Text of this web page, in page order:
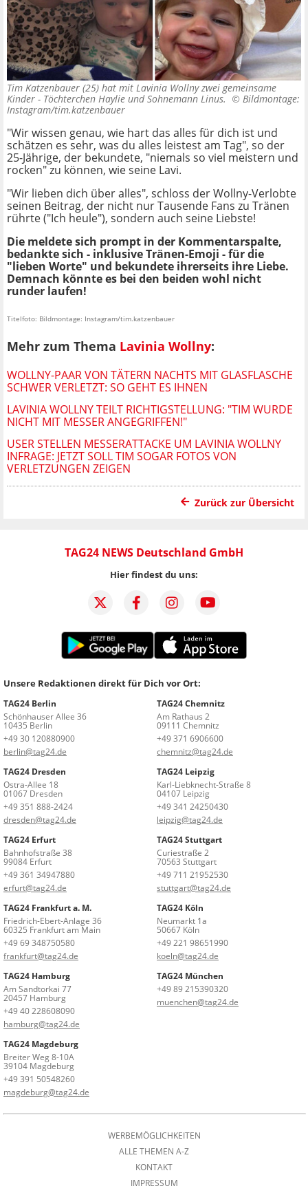
Tim Katzenbauer (25) hat mit Lavinia Wollny zwei gemeinsame
Kinder - Töchterchen Haylie und Sohnemann Linus. © Bildmontage:
Instagram/tim.katzenbauer
"Wir wissen genau, wie hart das alles für dich ist und
schätzen es sehr, was du alles leistest am Tag", so der
25-Jährige, der bekundete, "niemals so viel meistern und
rocken" zu können, wie seine Lavi.
"Wir lieben dich über alles", schloss der Wollny-Verlobte
seinen Beitrag, der nicht nur Tausende Fans zu Tränen
rührte ("Ich heule"), sondern auch seine Liebste!
Die meldete sich prompt in der Kommentarspalte,
bedankte sich - inklusive Tränen-Emoji - für die
"lieben Worte" und bekundete ihrerseits ihre Liebe.
Demnach könnte es bei den beiden wohl nicht
runder laufen!
Titelfoto: Bildmontage: Instagram/tim.katzenbauer
Mehr zum Thema Lavinia Wollny:
WOLLNY-PAAR VON TÄTERN NACHTS MIT GLASFLASCHE
SCHWER VERLETZT: SO GEHT ES IHNEN
LAVINIA WOLLNY TEILT RICHTIGSTELLUNG: "TIM WURDE
NICHT MIT MESSER ANGEGRIFFEN!"
USER STELLEN MESSERATTACKE UM LAVINIA WOLLNY
INFRAGE: JETZT SOLL TIM SOGAR FOTOS VON
VERLETZUNGEN ZEIGEN
Zurück zur Übersicht
TAG24 NEWS Deutschland GmbH
Hier findest du uns:
Unsere Redaktionen direkt für Dich vor Ort:
TAG24 Berlin
Schönhauser Allee 36
10435 Berlin
+49 30 120880900
berlin@tag24.de
TAG24 Chemnitz
Am Rathaus 2
09111 Chemnitz
+49 371 6906600
chemnitz@tag24.de
TAG24 Dresden
Ostra-Allee 18
01067 Dresden
+49 351 888-2424
dresden@tag24.de
TAG24 Leipzig
Karl-Liebknecht-Straße 8
04107 Leipzig
+49 341 24250430
leipzig@tag24.de
TAG24 Erfurt
Bahnhofstraße 38
99084 Erfurt
+49 361 34947880
erfurt@tag24.de
TAG24 Stuttgart
Curiestraße 2
70563 Stuttgart
+49 711 21952530
stuttgart@tag24.de
TAG24 Frankfurt a. M.
Friedrich-Ebert-Anlage 36
60325 Frankfurt am Main
+49 69 348750580
frankfurt@tag24.de
TAG24 Köln
Neumarkt 1a
50667 Köln
+49 221 98651990
koeln@tag24.de
TAG24 Hamburg
Am Sandtorkai 77
20457 Hamburg
+49 40 228608090
hamburg@tag24.de
TAG24 München
+49 89 215390320
muenchen@tag24.de
TAG24 Magdeburg
Breiter Weg 8-10A
39104 Magdeburg
+49 391 50548260
magdeburg@tag24.de
WERBEMÖGLICHKEITEN
ALLE THEMEN A-Z
KONTAKT
IMPRESSUM